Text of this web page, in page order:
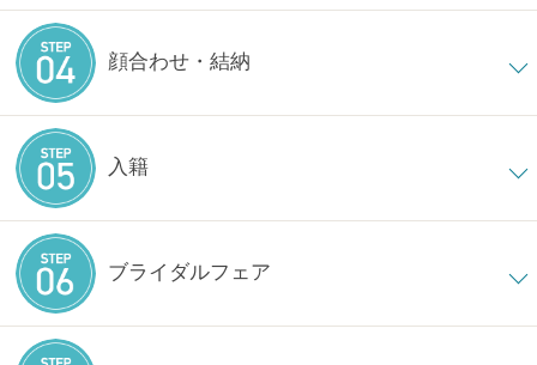
顔合わせ・結納
入籍
ブライダルフェア